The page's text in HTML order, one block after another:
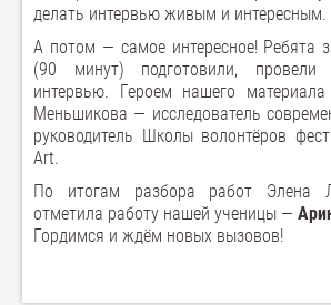
делать интервью живым и интересным.
А потом — самое интересное! Ребята
(90 минут) подготовили, провели
интервью. Героем нашего материала
Меньшикова — исследователь
руководитель Школы волонтёров
Art.
По итогам разбора работ Элена
отметила работу нашей ученицы —
Гордимся и ждём новых вызовов!